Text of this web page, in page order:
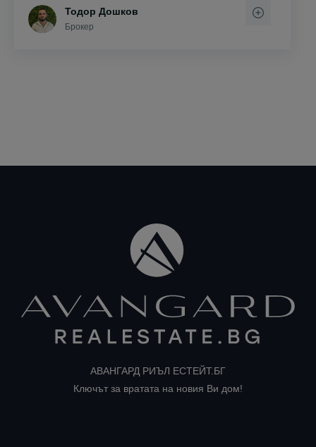
Тодор Дошков
Брокер
АВАНГАРД РИЪЛ ЕСТЕЙТ.БГ
Ключът за вратата на новия Ви дом!